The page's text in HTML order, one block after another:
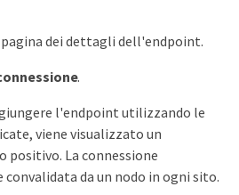
dei dettagli dell'endpoint.
.
l'endpoint utilizzando le
viene visualizzato un
positivo. La connessione
da un nodo in ogni sito.